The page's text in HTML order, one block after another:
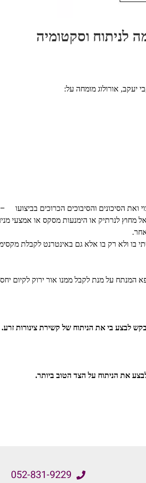
וסקטומיה
אורולוג מומחה על:
– הסיכונים והסיבוכים הכרוכים בביצועו
מחוץ לנרתיק או הימנעות מסקס או אמצעי
ולא רק בו אלא גם באינטרנט לקבלת
לבצע בי את הניתוח של קשירת צינורות זרע.
את הניתוח על הצד הטוב ביותר.
052-831-9229⁩